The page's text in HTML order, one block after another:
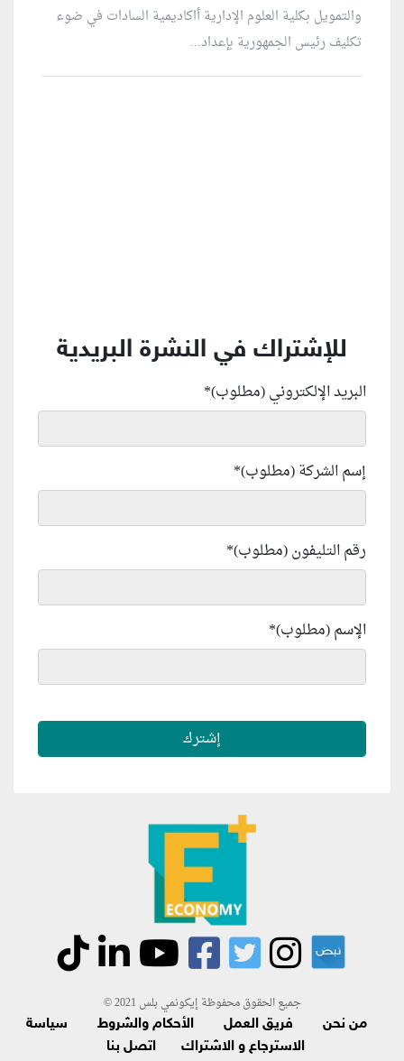
والتمويل بكلية العلوم الإدارية أاكاديمية السادات في ضوء
تكليف رئيس الجمهورية بإعداد...
للإشتراك في النشرة البريدية
البريد الإلكتروني (مطلوب)*
إسم الشركة (مطلوب)*
رقم التليفون (مطلوب)*
الإسم (مطلوب)*
جميع الحقوق محفوظة إيكونمي بلس 2021 ©
من نحن فريق العمل الأحكام والشروط
سياسة
الاسترجاع و الاشتراك
اتصل بنا